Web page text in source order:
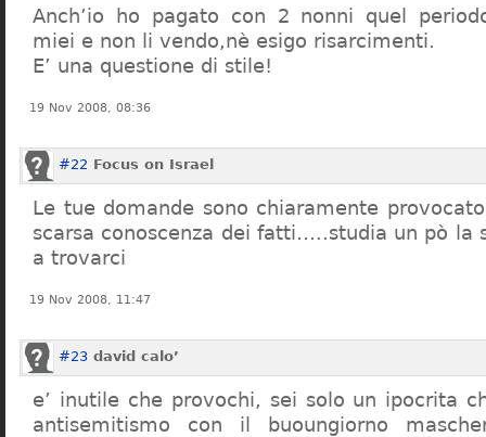
Anch’io ho pagato con 2 nonni quel
miei e non li vendo,nè esigo risarcimenti.
E’ una questione di stile!
19 Nov 2008, 08:36
#22 Focus on Israel
Le tue domande sono chiaramente
scarsa conoscenza dei fatti…..studia un pò la
a trovarci
19 Nov 2008, 11:47
#23 david calo’
e’ inutile che provochi, sei solo un ipocrita
antisemitismo con il buoungiorno